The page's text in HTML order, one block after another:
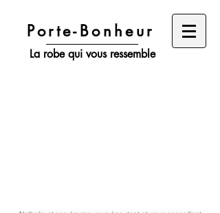
Porte-Bonheur
La robe qui vous ressemble